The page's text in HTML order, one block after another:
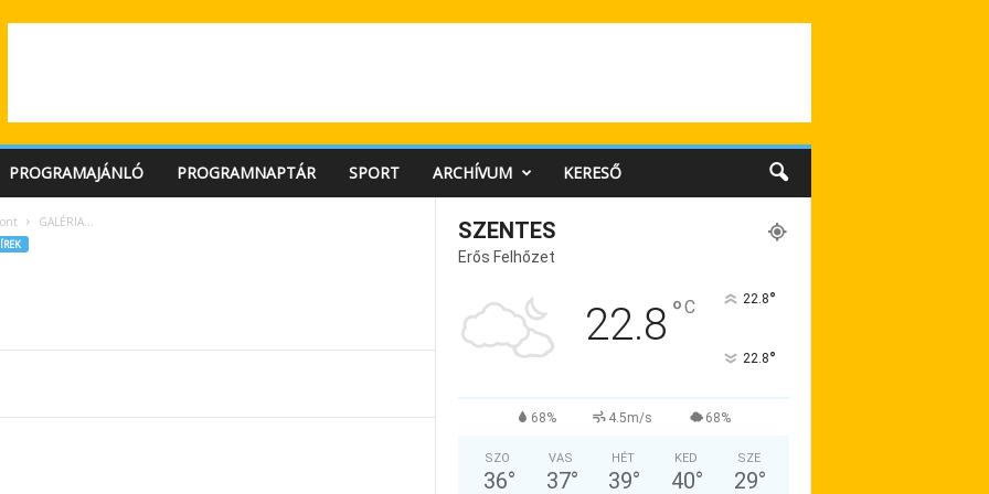
PROGRAMAJÁNLÓ PROGRAMNAPTÁR SPORT ARCHÍVUM KERESŐ
GALÉRIA… SZENTES
Erős Felhőzet
22.8 °C 22.8°
22.8°
68% 4.5m/s 68%
SZO
36°
VAS
37°
HÉT
39°
KED
40°
SZE
29°